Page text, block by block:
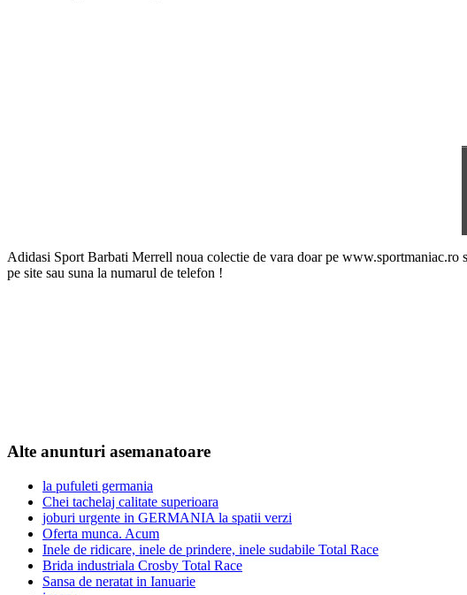
Adidasi Sport Barbati Merrell noua colectie de vara doar pe
pe site sau suna la numarul de telefon !
Alte anunturi asemanatoare
la pufuleti germania
Chei tachelaj calitate superioara
joburi urgente in GERMANIA la spatii verzi
Oferta munca. Acum
Inele de ridicare, inele de prindere, inele sudabile Total Race
Brida industriala Crosby Total Race
Sansa de neratat in Ianuarie